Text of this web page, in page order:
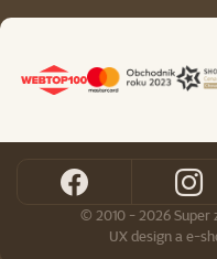
© 2010 - 2026 Super
UX designa e-